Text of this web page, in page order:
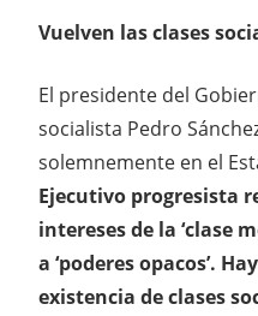
Vuelven las clases
El presidente del
socialista Pedro
solemnemente en el
Ejecutivo progresista
intereses de la ‘clase
a ‘poderes opacos’.
existencia de clases